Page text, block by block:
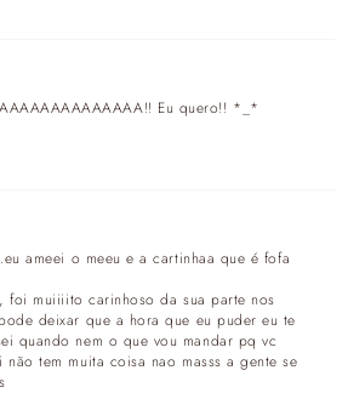
Eu quero!! *_*
ameei o meeu e a cartinhaa que é fofa
muiiiito carinhoso da sua parte nos
deixar que a hora que eu puder eu te
quando nem o que vou mandar pq vc
não tem muita coisa nao masss a gente se